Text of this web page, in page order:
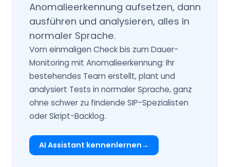
Anomalieerkennung aufsetzen, dann
ausführen und analysieren, alles in
normaler Sprache.
Vom einmaligen Check bis zum Dauer-
Monitoring mit Anomalieerkennung: Ihr
bestehendes Team erstellt, plant und
analysiert Tests in normaler Sprache, ganz
ohne schwer zu findende SIP-Spezialisten
oder Skript-Backlog.
AI Assistant kennenlernen